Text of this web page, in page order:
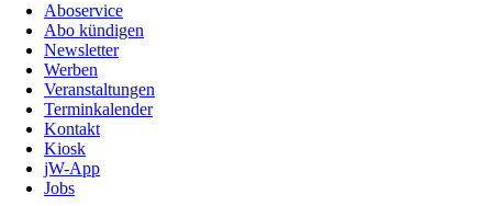
Aboservice
Abo kündigen
Newsletter
Werben
Veranstaltungen
Terminkalender
Kontakt
Kiosk
jW-App
Jobs